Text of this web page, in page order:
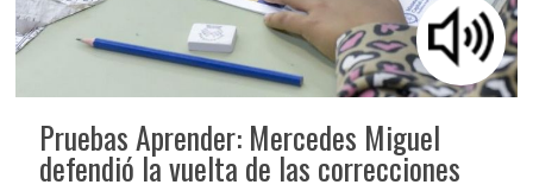
Pruebas Aprender: Mercedes Miguel
defendió la vuelta de las correcciones